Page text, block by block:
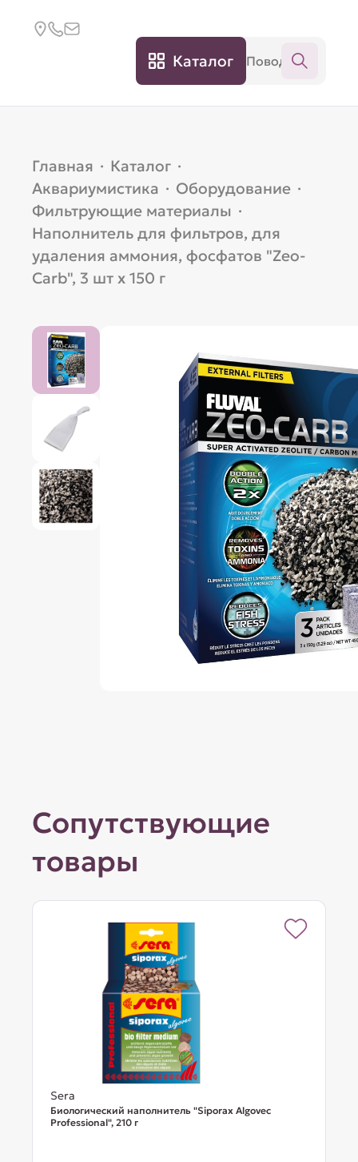
Каталог
Главная · Каталог ·
Аквариумистика · Оборудование ·
Фильтрующие материалы ·
Наполнитель для фильтров, для
удаления аммония, фосфатов "Zeo-
Carb", 3 шт х 150 г
Сопутствующие
товары
Sera
Биологический наполнитель "Siporax Algovec
Professional", 210 г